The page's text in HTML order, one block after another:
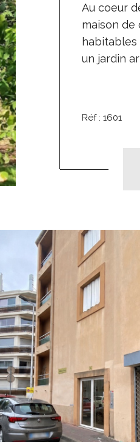
Au coeur
maison de
habitables
un jardin
Réf : 1601